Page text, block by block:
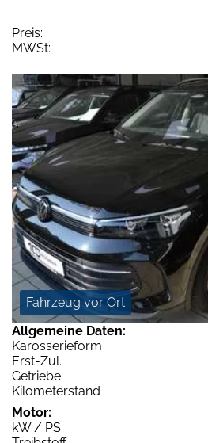
Preis:
MWSt:
Fahrzeug vor Ort
Allgemeine Daten:
Karosserieform
Erst-Zul.
Getriebe
Kilometerstand
Motor:
kW / PS